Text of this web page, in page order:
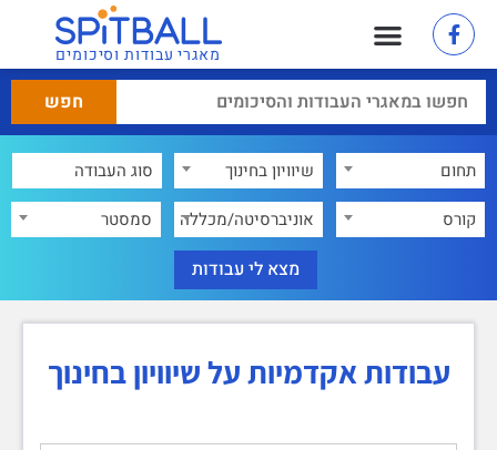
מאגרי עבודות וסיכומים
תחום
שיוויון בחינוך
קורס
אוניברסיטה/מכללה סמסטר
עבודות אקדמיות על שיוויון בחינוך